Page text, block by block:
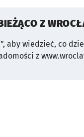
Z
aby wiedzieć, co
z